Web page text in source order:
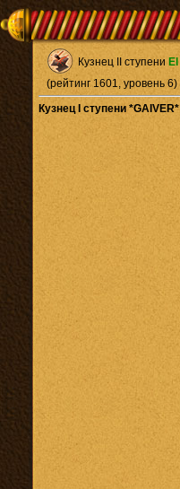
Кузнец II ступени El
(рейтинг 1601, уровень 6)
Кузнец I ступени *GAIVER*